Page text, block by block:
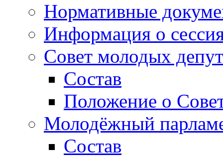
Нормативные
Информация о
Совет молодых
Состав
Положение о
Молодёжный
Состав